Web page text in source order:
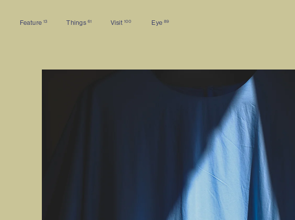
Feature 13
Things 61
Visit 100
Eye 89